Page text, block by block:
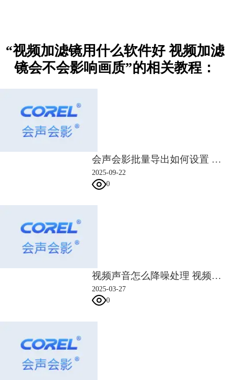
频剪辑滤镜比较好的软件推荐 视频剪辑滤镜怎么调》《伤感视频用什么
滤镜效果好 伤感视频滤镜怎么调 》《视频滤镜调色方法有哪些 美食视频
滤镜怎么调》《模糊滤镜怎么调 模糊滤镜怎么调清晰》这几篇文章。
图3：会声会影滤镜库
会声会影视频剪辑软件2023旗舰版还拥有22个分类、168个预置转场效
简单的参数，就可以控制转场的时间、方向、形状、颜色、变形等效果。
作者曾经使用过很多剪辑软件来制作运动追踪效果，运动追踪的设置参数
“视频加滤镜用什么软件好 视频加滤
镜会不会影响画质”的相关教程：
会声会影批量导出如何设置 会声会影批量导出格式选择
2025-09-22
0
视频声音怎么降噪处理 视频声音转换文字怎么弄
2025-03-27
0